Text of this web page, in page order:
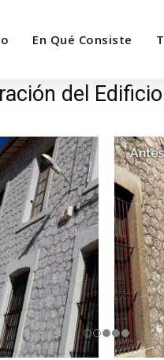
En Qué Consiste
del